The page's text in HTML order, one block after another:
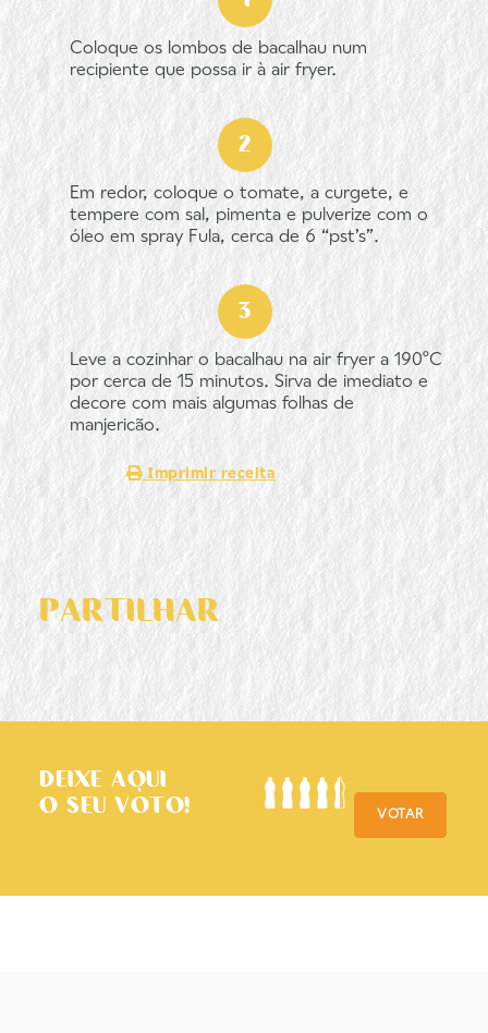
Coloque os lombos de bacalhau num
recipiente que possa ir à air fryer.
Em redor, coloque o tomate, a curgete, e
tempere com sal, pimenta e pulverize com o
óleo em spray Fula, cerca de 6 “pst’s”.
Leve a cozinhar o bacalhau na air fryer a 190ºC
por cerca de 15 minutos. Sirva de imediato e
decore com mais algumas folhas de
manjericão.
Imprimir receita
PARTILHAR
DEIXE AQUI
O SEU VOTO!
VOTAR